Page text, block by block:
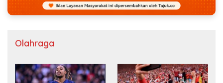
Olahraga